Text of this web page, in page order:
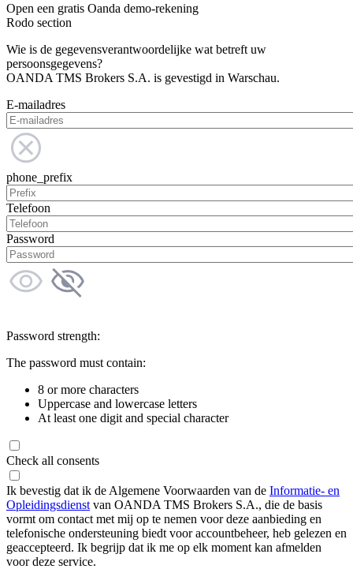
Open een gratis Oanda demo-rekening
Rodo section
Wie is de gegevensverantwoordelijke wat betreft uw
persoonsgegevens?
OANDA TMS Brokers S.A. is gevestigd in Warschau.
E-mailadres
phone_prefix
Telefoon
Password
Password strength:
The password must contain:
8 or more characters
Uppercase and lowercase letters
At least one digit and special character
Check all consents
Ik bevestig dat ik de Algemene Voorwaarden van de Informatie- en
Opleidingsdienst van OANDA TMS Brokers S.A., die de basis
vormt om contact met mij op te nemen voor deze aanbieding en
telefonische ondersteuning biedt voor accountbeheer, heb gelezen en
geaccepteerd. Ik begrijp dat ik me op elk moment kan afmelden
voor deze service.